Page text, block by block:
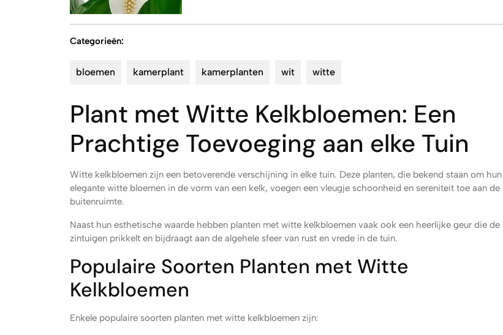
Categorieën:
bloemen kamerplant kamerplanten wit witte
Plant met Witte Kelkbloemen: Een
Prachtige Toevoeging aan elke Tuin
Witte kelkbloemen zijn een betoverende verschijning in elke tuin. Deze planten, die bekend staan om hun
elegante witte bloemen in de vorm van een kelk, voegen een vleugje schoonheid en sereniteit toe aan de
buitenruimte.
Naast hun esthetische waarde hebben planten met witte kelkbloemen vaak ook een heerlijke geur die de
zintuigen prikkelt en bijdraagt aan de algehele sfeer van rust en vrede in de tuin.
Populaire Soorten Planten met Witte
Kelkbloemen
Enkele populaire soorten planten met witte kelkbloemen zijn: